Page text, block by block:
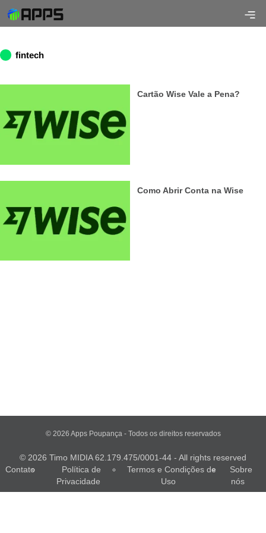
fintech
Cartão Wise Vale a Pena?
Como Abrir Conta na Wise
© 2026 Apps Poupança - Todos os direitos reservados
© 2026 Timo MIDIA 62.179.475/0001-44 - All rights reserved
Contato
Política de
Privacidade
Termos e Condições de
Uso
Sobre
nós